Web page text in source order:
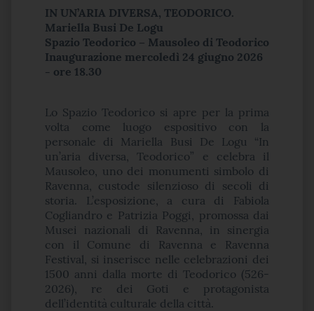
IN UN’ARIA DIVERSA, TEODORICO.
Mariella Busi De Logu
Spazio Teodorico – Mausoleo di Teodorico
Inaugurazione mercoledì 24 giugno 2026
- ore 18.30
Lo Spazio Teodorico si apre per la prima
volta come luogo espositivo con la
personale di Mariella Busi De Logu “In
un’aria diversa, Teodorico” e celebra il
Mausoleo, uno dei monumenti simbolo di
Ravenna, custode silenzioso di secoli di
storia. L’esposizione, a cura di Fabiola
Cogliandro e Patrizia Poggi, promossa dai
Musei nazionali di Ravenna, in sinergia
con il Comune di Ravenna e Ravenna
Festival, si inserisce nelle celebrazioni dei
1500 anni dalla morte di Teodorico (526-
2026), re dei Goti e protagonista
dell’identità culturale della città.